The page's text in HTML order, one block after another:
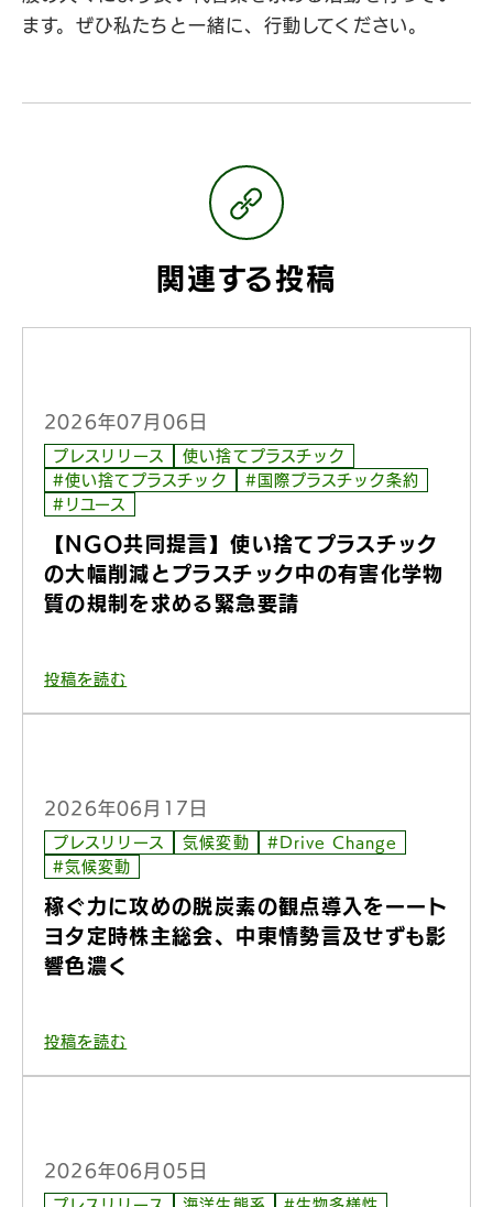
ます。ぜひ私たちと一緒に、行動してください。
関連する投稿
2026年07月06日
プレスリリース
使い捨てプラスチック
#使い捨てプラスチック
#国際プラスチック条約
#リユース
【NGO共同提言】使い捨てプラスチック
の大幅削減とプラスチック中の有害化学物
質の規制を求める緊急要請
投稿を読む
2026年06月17日
プレスリリース 気候変動
#Drive Change
#気候変動
稼ぐ力に攻めの脱炭素の観点導入をーート
ヨタ定時株主総会、中東情勢言及せずも影
響色濃く
投稿を読む
2026年06月05日